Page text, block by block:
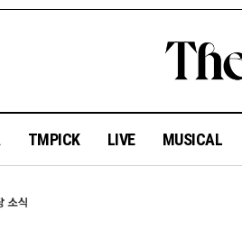
TMPICK LIVE MUSICAL